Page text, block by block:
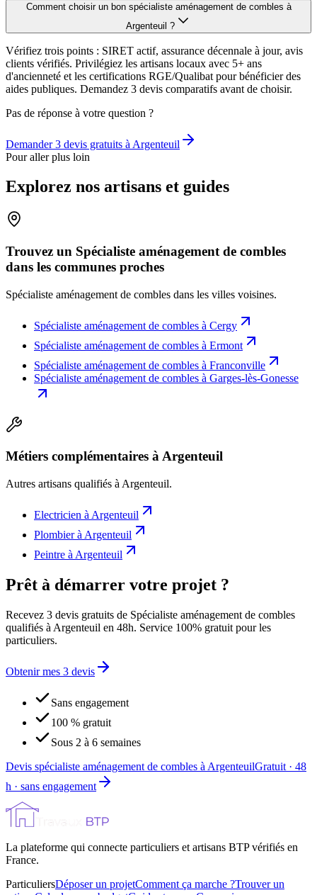
Comment choisir un bon spécialiste aménagement de combles à
Argenteuil ?
Vérifiez trois points : SIRET actif, assurance décennale à jour, avis
clients vérifiés. Privilégiez les artisans locaux avec 5+ ans
d'ancienneté et les certifications RGE/Qualibat pour bénéficier des
aides publiques. Demandez 3 devis comparatifs avant de choisir.
Pas de réponse à votre question ?
Demander 3 devis gratuits à Argenteuil
Pour aller plus loin
Explorez nos artisans et guides
Trouvez un Spécialiste aménagement de combles
dans les communes proches
Spécialiste aménagement de combles dans les villes voisines.
Spécialiste aménagement de combles à Cergy
Spécialiste aménagement de combles à Ermont
Spécialiste aménagement de combles à Franconville
Spécialiste aménagement de combles à Garges-lès-Gonesse
Métiers complémentaires à Argenteuil
Autres artisans qualifiés à Argenteuil.
Electricien à Argenteuil
Plombierà Argenteuil
Peintre à Argenteuil
Prêt à démarrer votre projet ?
Recevez 3 devis gratuits de Spécialiste aménagement de combles
qualifiés à Argenteuil en 48h. Service 100% gratuit pour les
particuliers.
Obtenir mes 3 devis
Sans engagement
100 % gratuit
Sous 2 à 6 semaines
Devis spécialiste aménagement de combles à ArgenteuilGratuit · 48
h · sans engagement
La plateforme qui connecte particuliers et artisans BTP vérifiés en
France.
ParticuliersDéposer un projetComment ça marche ?Trouver un